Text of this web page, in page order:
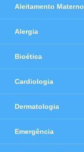
Aleitamento Materno
Alergia
Bioética
Cardiologia
Dermatologia
Emergência